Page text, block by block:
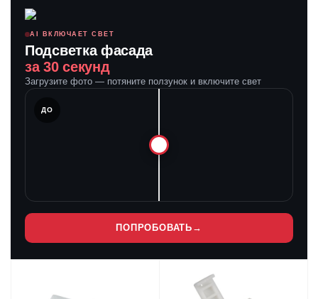
AI ВКЛЮЧАЕТ СВЕТ
Подсветка фасада
за 30 секунд
Загрузите фото — потяните ползунок и включите свет
ДО
ПОПРОБОВАТЬ →